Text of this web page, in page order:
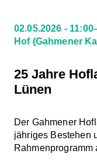
02.05.2026 -
Hof (Gahmener
25 Jahre
Lünen
Der Gahmener
jähriges Bestehen
Rahmenprogramm